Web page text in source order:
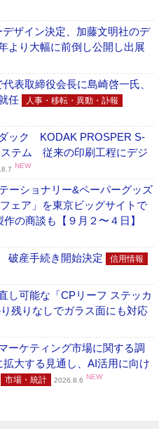
ザイン決定、加藤文明社のデ
り大幅に前倒し公開し出展
表取締役会長に島崎啓一氏、
任
人事・移転・異動・訃報
ック KODAK PROSPER S-
テム 従来の印刷工程にデジ
NEW
ーショナリー&ペーパーグッズ
ェア」を東京ビッグサイトで
の商談も【９月２〜４日】
破産手続き開始決定 信用情報
可能な「CPリーフ ステッカ
残りなしでガラス面にも対応
ケティング市場に関する調
大する見通し、AI活用に向け
市場・統計 2026.8.6 NEW